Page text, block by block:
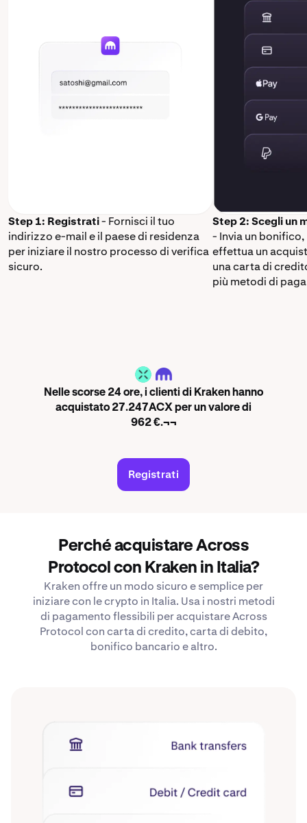
Step 1: Registrati- Fornisci il tuo
indirizzo e-mail e il paese di residenza
per iniziare il nostro processo di verifica
sicuro.
Step 2: Scegli un
- Invia un bonifico,
effettua un
una carta di
più metodi di
ACX
Nelle scorse 24 ore, i clienti di Kraken hanno
acquistato 27.247ACX per un valore di
962 €.¬¬
Registrati
Perché acquistare Across
Protocol con Kraken in Italia?
Kraken offre un modo sicuro e semplice per
iniziare con le crypto in Italia. Usa i nostri metodi
di pagamento flessibili per acquistare Across
Protocol con carta di credito, carta di debito,
bonifico bancario e altro.